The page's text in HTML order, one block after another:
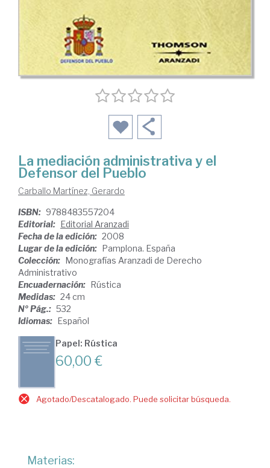
La mediación administrativa y el
Defensor del Pueblo
Carballo Martínez, Gerardo
ISBN: 9788483557204
Editorial: Editorial Aranzadi
Fecha de la edición: 2008
Lugar de la edición: Pamplona. España
Colección: Monografías Aranzadi de Derecho
Administrativo
Encuadernación: Rústica
Medidas: 24 cm
Nº Pág.: 532
Idiomas: Español
Papel: Rústica
60,00 €
Agotado/Descatalogado. Puede solicitar búsqueda.
Materias: